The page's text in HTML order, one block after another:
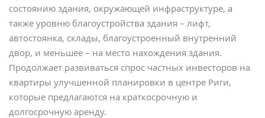
состоянию здания, окружающей инфраструктуре, а
также уровню благоустройства здания – лифт,
автостоянка, склады, благоустроенный внутренний
двор, и меньшее – на место нахождения здания.
Продолжает развиваться спрос частных инвесторов на
квартиры улучшенной планировки в центре Риги,
которые предлагаются на краткосрочную и
долгосрочную аренду.